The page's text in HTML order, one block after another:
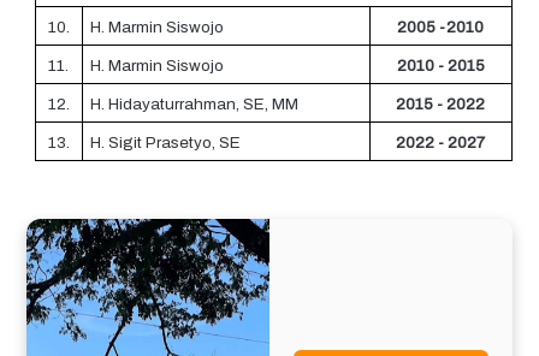
10. H. Marmin Siswojo 2005 -2010
11. H. Marmin Siswojo 2010 - 2015
12. H. Hidayaturrahman, SE, MM 2015 - 2022
13. H. Sigit Prasetyo, SE 2022 - 2027